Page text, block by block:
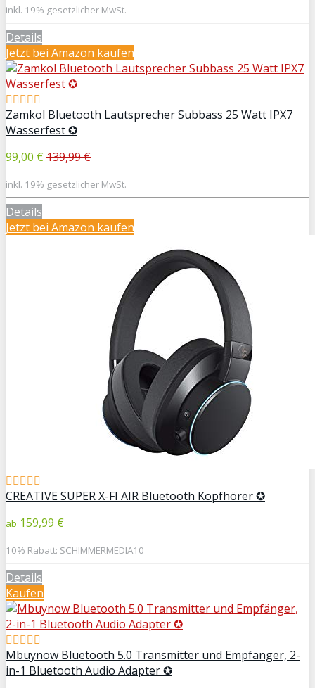
inkl. 19% gesetzlicher MwSt.
Details
Jetzt bei Amazon kaufen
Zamkol Bluetooth Lautsprecher Subbass 25 Watt IPX7
Wasserfest ✪
99,00 € 139,99 €
inkl. 19% gesetzlicher MwSt.
Details
Jetzt bei Amazon kaufen
CREATIVE SUPER X-FI AIR Bluetooth Kopfhörer ✪
ab 159,99 €
10% Rabatt: SCHIMMERMEDIA10
Details
Kaufen
Mbuynow Bluetooth 5.0 Transmitter und Empfänger, 2-
in-1 Bluetooth Audio Adapter ✪